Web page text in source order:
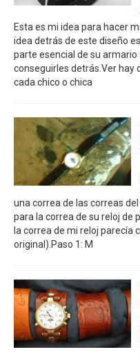
Esta es mi idea para hacer
idea detrás de este diseño
parte esencial de su
conseguirles detrás.Ver hay
cada chico o chica
una correa de las correas
para la correa de su reloj de
la correa de mi reloj parecía
original).Paso 1: M